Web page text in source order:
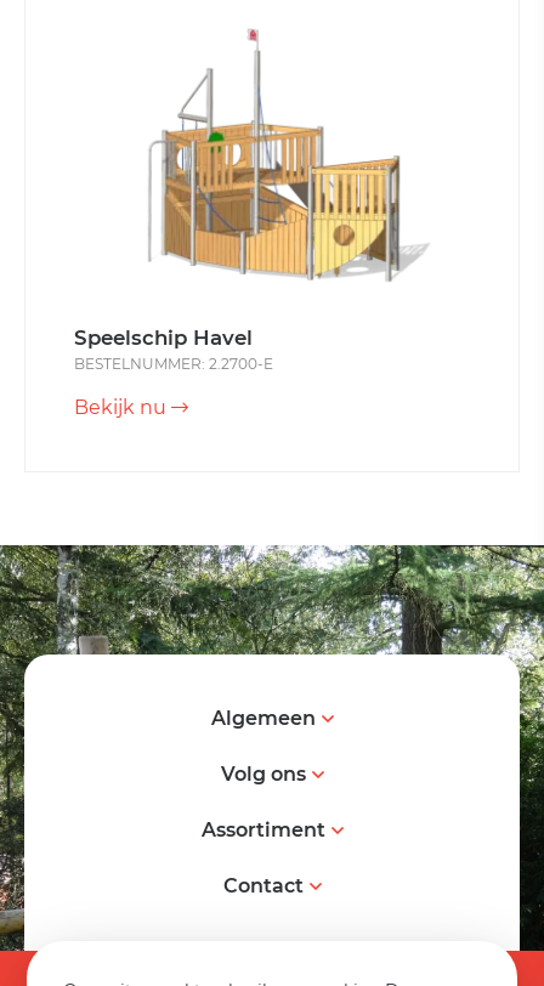
Speelschip Havel
BESTELNUMMER: 2.2700-E
Bekijk nu
Algemeen
Volg ons
Assortiment
Contact